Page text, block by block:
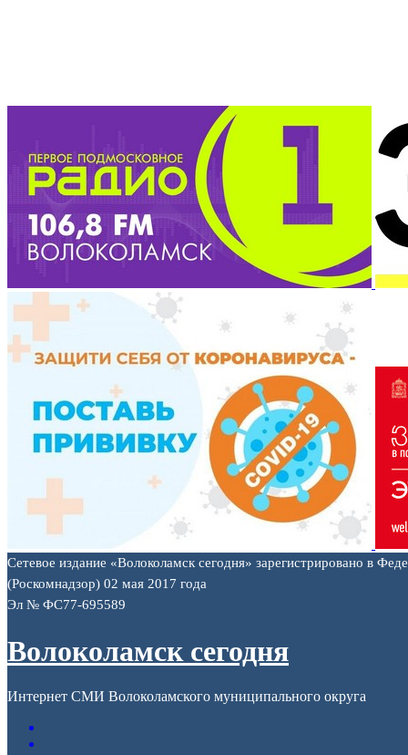
Сетевое издание «Волоколамск сегодня» зарегистрировано в
(Роскомнадзор) 02 мая 2017 года
Эл № ФС77-695589
Волоколамск сегодня
Интернет СМИ Волоколамского муниципального округа